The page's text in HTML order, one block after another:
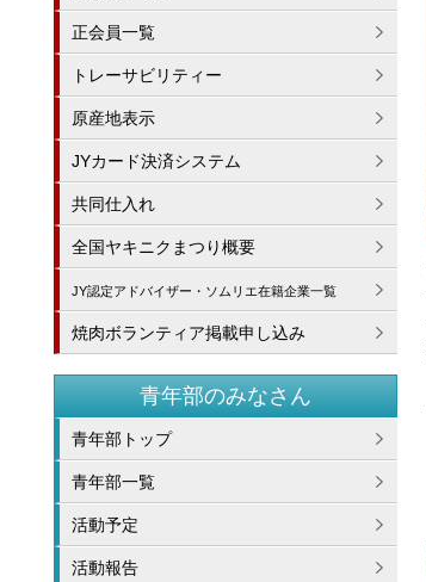
正会員一覧
トレーサビリティー
原産地表示
JYカード決済システム
共同仕入れ
全国ヤキニクまつり概要
JY認定アドバイザー・ソムリエ在籍企業一覧
焼肉ボランティア掲載申し込み
青年部のみなさん
青年部トップ
青年部一覧
活動予定
活動報告